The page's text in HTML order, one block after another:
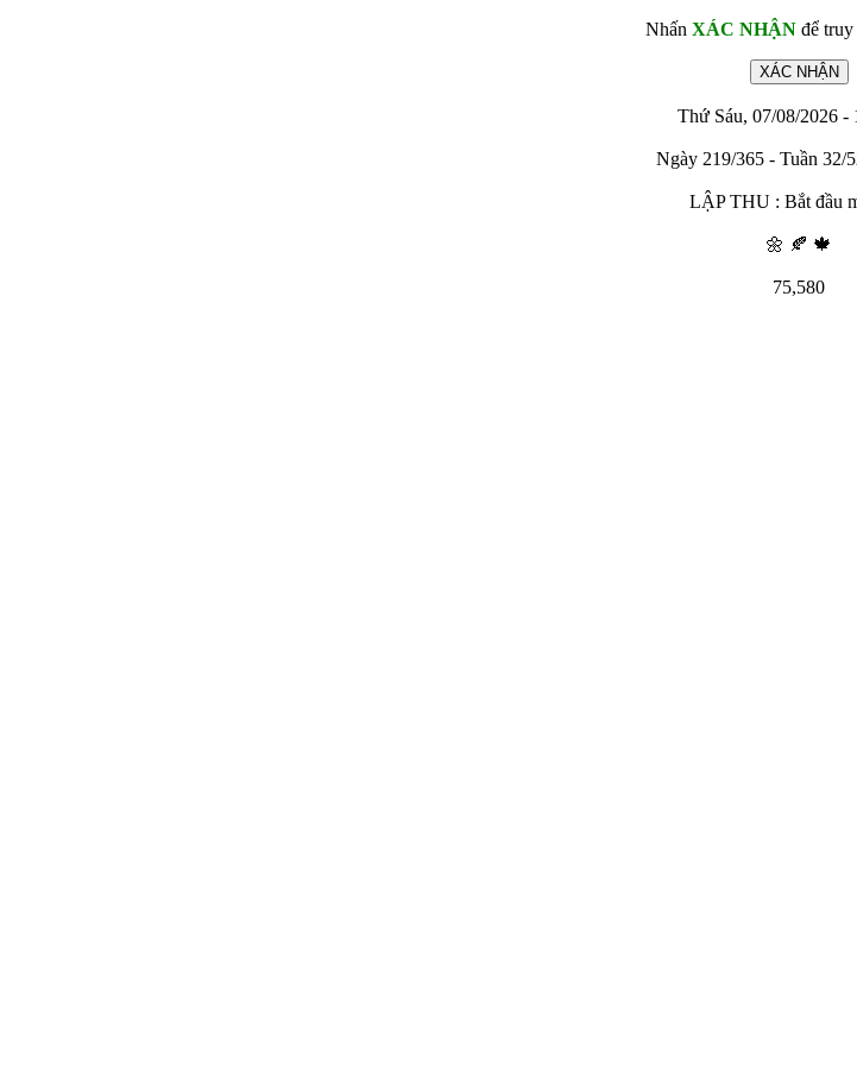
Nhấn XÁC NHẬNđể truy
Thứ Sáu, 07/08/2026 -
Ngày 219/365 - Tuần 32/
LẬP THU : Bắt đầu
🌼 🍂 🍁
75,580